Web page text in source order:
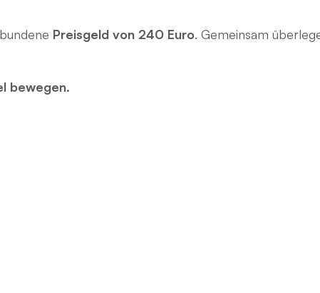
Preisgeld von 240 Euro. Gemeinsam
bewegen.